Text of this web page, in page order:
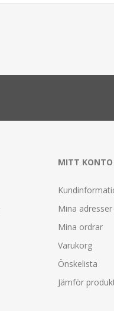
MITT KONTO
Mina adresser
Mina ordrar
Varukorg
Önskelista
Jämför